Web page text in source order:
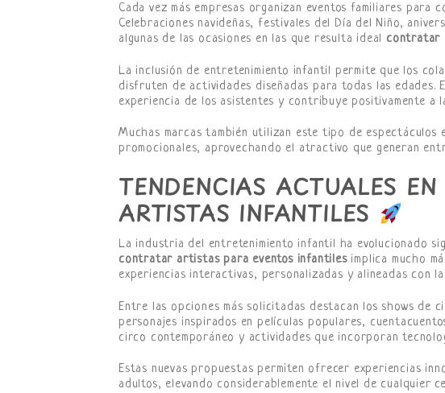
Cada vez más empresas organizan eventos familiares para
Celebraciones navideñas, festivales del Día del Niño,
algunas de las ocasiones en las que resulta ideal contratar
La inclusión de entretenimiento infantil permite que los
disfruten de actividades diseñadas para todas las
experiencia de los asistentes y contribuye positivamente a
Muchas marcas también utilizan este tipo de espectáculos
promocionales, aprovechando el atractivo que generan
TENDENCIAS ACTUALES
ARTISTAS INFANTILES
La industria del entretenimiento infantil ha evolucionado
contratar artistas para eventos infantilesimplica mucho
experiencias interactivas, personalizadas y alineadas con
Entre las opciones más solicitadas destacan los shows de
personajes inspirados en películas populares,
circo contemporáneo y actividades que incorporan
Estas nuevas propuestas permiten ofrecer experiencias
adultos, elevando considerablemente el nivel de cualquier